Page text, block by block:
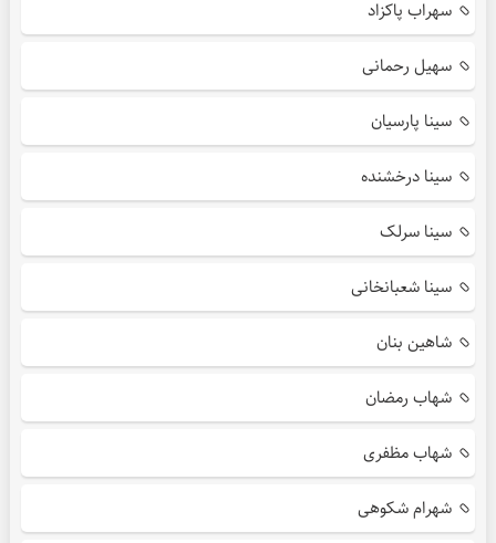
سهراب پاکزاد
سهیل رحمانی
سینا پارسیان
سینا درخشنده
سینا سرلک
سینا شعبانخانی
شاهین بنان
شهاب رمضان
شهاب مظفری
شهرام شکوهی